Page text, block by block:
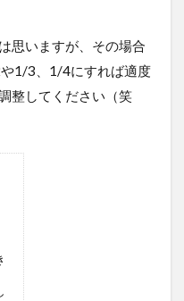
思いますが、その場合
1/3、1/4にすれば適度
整してください（笑